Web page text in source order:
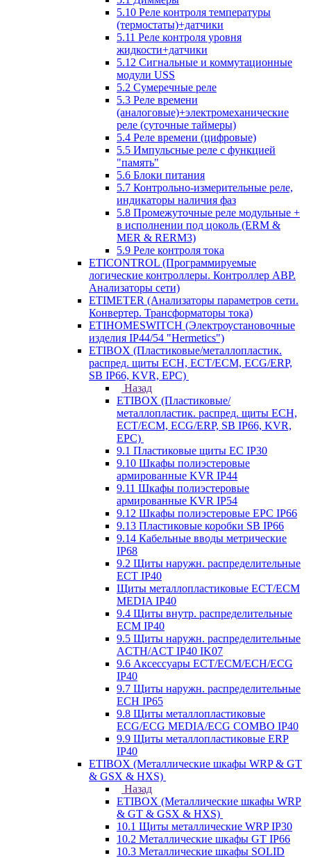
5.10 Реле контроля температуры
(термостаты)+датчики
5.11 Реле контроля уровня
жидкости+датчики
5.12 Сигнальные и коммутационные
модули USS
5.2 Сумеречные реле
5.3 Реле времени
(аналоговые)+электромеханические
реле (суточные таймеры)
5.4 Реле времени (цифровые)
5.5 Импульсные реле с функцией
"память"
5.6 Блоки питания
5.7 Контрольно-измерительные реле,
индикаторы наличия фаз
5.8 Промежуточные реле модульные +
в исполнении под цоколь (ERM &
MER & RERM3)
5.9 Реле контроля тока
ETICONTROL (Программируемые
логические контроллеры. Контроллер АВР.
Анализаторы сети)
ETIMETER (Анализаторы параметров сети.
Конвертер. Трансформаторы тока)
ETIHOMESWITCH (Электроустановочные
изделия IP44/54 "Hermetics")
ETIBOX (Пластиковые/металлопластик.
распред. щиты ECH, ECT/ECM, ECG/ERP,
SB IP66, KVR, EPC)
Назад
ETIBOX (Пластиковые/
металлопластик. распред. щиты ECH,
ECT/ECM, ECG/ERP, SB IP66, KVR,
EPC)
9.1 Пластиковые щиты EC IP30
9.10 Шкафы полиэстеровые
армированные KVR IP44
9.11 Шкафы полиэстеровые
армированные KVR IP54
9.12 Шкафы полиэстеровые EPC IP66
9.13 Пластиковые коробки SB IP66
9.14 Кабельные вводы метрические
IP68
9.2 Щиты наружн. распределительные
ECT IP40
Щиты металлопластиковые ECT/ECM
MEDIA IP40
9.4 Щиты внутр. распределительные
ECМ IP40
9.5 Щиты наружн. распределительные
ACTH/ACT IP40 IK07
9.6 Аксессуары ECT/ECM/ECH/ECG
IP40
9.7 Щиты наружн. распределительные
ECH IP65
9.8 Щиты металлопластиковые
ECG/ECG MEDIA/ECG COMBO IP40
9.9 Щиты металлопластиковые ERP
IP40
ETIBOX (Металлические шкафы WRP & GT
& GSX & HXS)
Назад
ETIBOX (Металлические шкафы WRP
& GT & GSX & HXS)
10.1 Щиты металлические WRP IP30
10.2 Металлические шкафы GT IP66
10.3 Металлические шкафы SOLID